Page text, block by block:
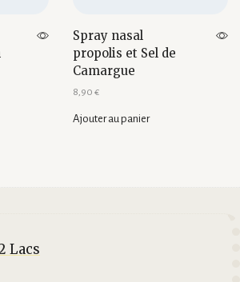
Spray nasal
propolis et Sel de
Camargue
8,90 €
Ajouter au panier
Lacs